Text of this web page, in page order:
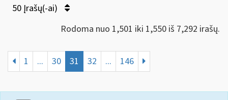
50 Įrašų(-ai)
Rodoma nuo 1,501 iki 1,550 iš 7,292 irašų.
1 ... 30 31 32 ... 146